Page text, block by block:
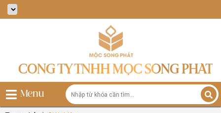
CÔNG TY TNHH MỘC SONG PHÁT
Menu